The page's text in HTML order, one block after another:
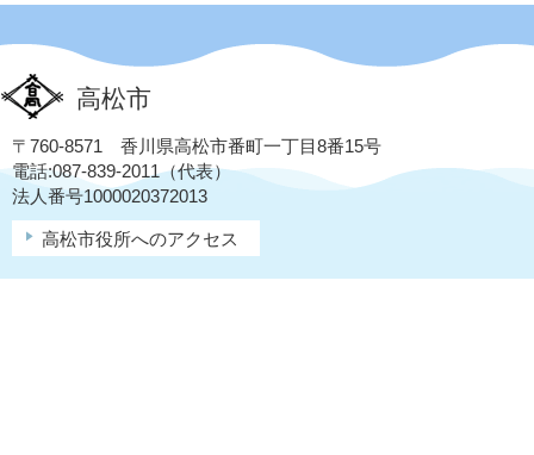
高松市
〒760-8571 香川県高松市番町一丁目8番15号
電話:087-839-2011（代表）
法人番号1000020372013
高松市役所へのアクセス